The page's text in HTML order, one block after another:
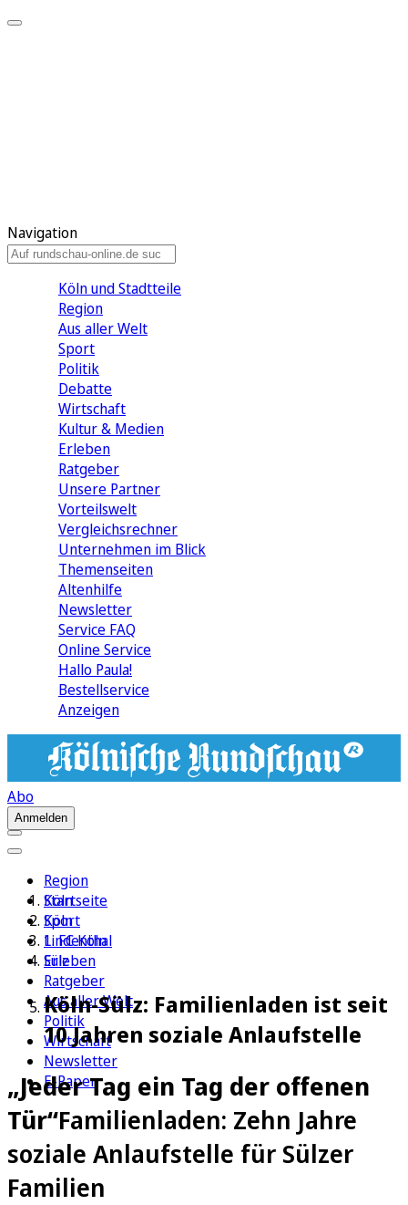
Navigation
Köln und Stadtteile
Region
Aus aller Welt
Sport
Politik
Debatte
Wirtschaft
Kultur & Medien
Erleben
Ratgeber
Unsere Partner
Vorteilswelt
Vergleichsrechner
Unternehmen im Blick
Themenseiten
Altenhilfe
Newsletter
Service FAQ
Online Service
Hallo Paula!
Bestellservice
Anzeigen
Abo
Anmelden
Region
Köln
Sport
1. FC Köln
Erleben
Ratgeber
Aus aller Welt
Politik
Wirtschaft
Newsletter
E-Paper
Startseite
Köln
Lindenthal
Sülz
Köln-Sülz: Familienladen ist seit
10 Jahren soziale Anlaufstelle
„Jeder Tag ein Tag der offenen
Tür“Familienladen: Zehn Jahre
soziale Anlaufstelle für Sülzer
Familien